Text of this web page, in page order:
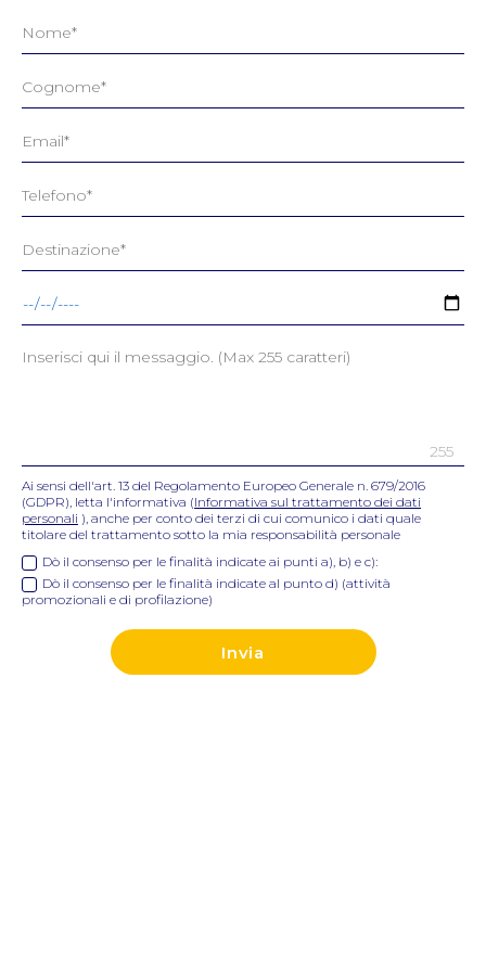
255
Ai sensi dell'art. 13 del Regolamento Europeo Generale n. 679/2016
(GDPR), letta l'informativa (Informativa sul trattamento dei dati
personali ), anche per conto dei terzi di cui comunico i dati quale
titolare del trattamento sotto la mia responsabilità personale
Dò il consenso per le finalità indicate ai punti a), b) e c):
Dò il consenso per le finalità indicate al punto d) (attività
promozionali e di profilazione)